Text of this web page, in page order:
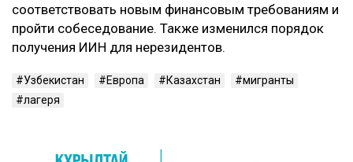
соответствовать новым финансовым требованиям и
пройти собеседование. Также изменился порядок
получения ИИН для нерезидентов.
Узбекистан Европа Казахстан
мигранты
лагеря